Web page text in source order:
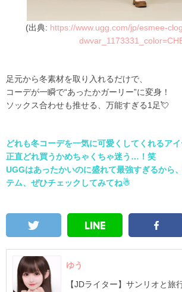
(出典: https://www.ugg.com/jp/esmee-
足元から冬素材を取り入れるだけで、
コーデが一瞬で“あったかガーリー”に変身！
ソックス合わせも推せる、万能すぎる1足💘
どれも冬コーデを一気に可愛くしてくれるアイ
正直どれ買うかめちゃくちゃ迷う…！笑
UGGはあったかいのに盛れて最強すぎるから
テム、ぜひチェックしてみてね☃
ゆう
【JDライター】サンリオと旅